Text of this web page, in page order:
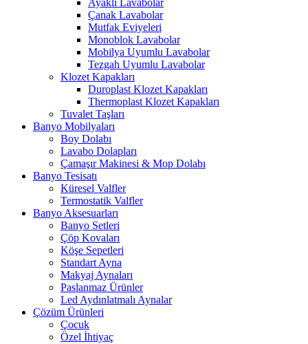
Ayaklı Lavabolar
Çanak Lavabolar
Mutfak Eviyeleri
Monoblok Lavabolar
Mobilya Uyumlu Lavabolar
Tezgah Uyumlu Lavabolar
Klozet Kapakları
Duroplast Klozet Kapakları
Thermoplast Klozet Kapakları
Tuvalet Taşları
Banyo Mobilyaları
Boy Dolabı
Lavabo Dolapları
Çamaşır Makinesi & Mop Dolabı
Banyo Tesisatı
Küresel Valfler
Termostatik Valfler
Banyo Aksesuarları
Banyo Setleri
Çöp Kovaları
Köşe Sepetleri
Standart Ayna
Makyaj Aynaları
Paslanmaz Ürünler
Led Aydınlatmalı Aynalar
Çözüm Ürünleri
Çocuk
Özel İhtiyaç